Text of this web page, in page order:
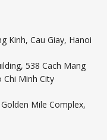
Kinh, Cau Giay, Hanoi
538 Cach Mang
Chi Minh City
Mile Complex,